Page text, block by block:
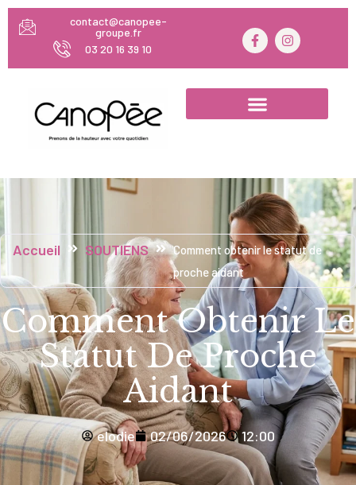
contact@canopee-
groupe.fr
03 20 16 39 10
Accueil SOUTIENS
Comment obtenir le statut de
proche aidant
Comment Obtenir Le
Statut De Proche
Aidant
elodie 02/06/2026 12:00